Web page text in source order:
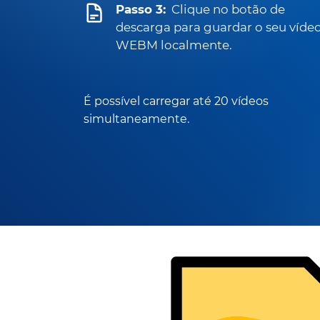
Passo 3: Clique no botão de
descarga para guardar o seu
WEBM localmente.
É possível carregar até 20 vídeos
simultaneamente.